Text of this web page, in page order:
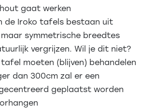
gaat werken
de Iroko tafels bestaan uit
symmetrische breedtes
vergrijzen. Wil je dit niet?
moeten (blijven) behandelen
dan 300cm zal er een
geplaatst worden